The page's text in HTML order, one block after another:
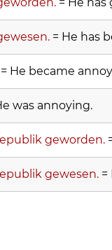
= He has
= He became
was annoying.
geworden.
gewesen. =